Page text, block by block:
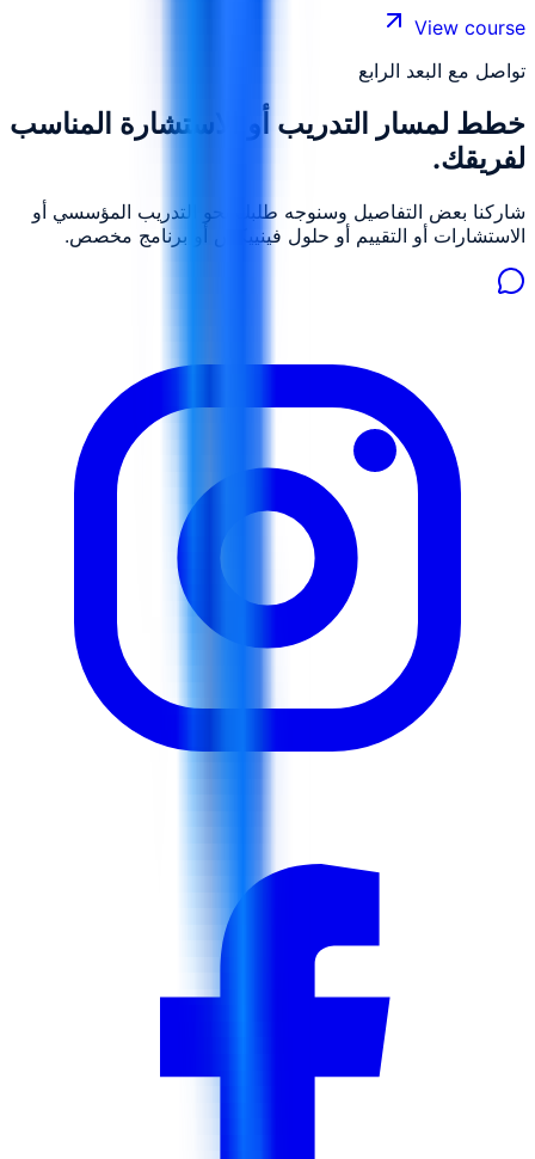
View course
تواصل مع البعد الرابع
خطط لمسار التدريب أو الاستشارة المناسب
لفريقك.
شاركنا بعض التفاصيل وسنوجه طلبك نحو التدريب المؤسسي أو
الاستشارات أو التقييم أو حلول فينييكس أو برنامج مخصص.